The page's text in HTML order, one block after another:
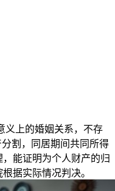
义上的婚姻关系，不存
割，同居期间共同所得
能证明为个人财产的归
据实际情况判决。